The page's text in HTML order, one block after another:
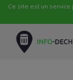
Ce site est un